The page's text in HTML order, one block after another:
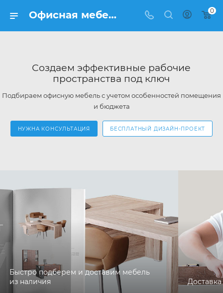
Офисная мебель под ключ - купить мебель для офиса недорого в интернет-магазине ФРАНКОМ 0
Создаем эффективные рабочие
пространства под ключ
Подбираем офисную мебель с учетом особенностей помещения
и бюджета
НУЖНА КОНСУЛЬТАЦИЯ БЕСПЛАТНЫЙ ДИЗАЙН-ПРОЕКТ
Быстро подберем и доставим мебель
из наличия